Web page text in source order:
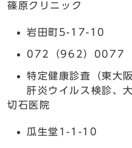
篠原クリニック
岩田町5-17-10
072（962）0077
特定健康診査（東大
肝炎ウイルス検診、
切石医院
瓜生堂1-1-10